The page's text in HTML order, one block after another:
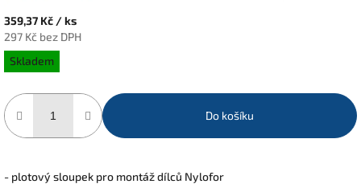
359,37 Kč / ks
297 Kč bez DPH
Měrná
cena:
Skladem
Do košíku
- plotový sloupek pro montáž dílců Nylofor